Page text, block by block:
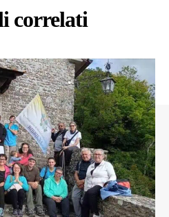
correlati